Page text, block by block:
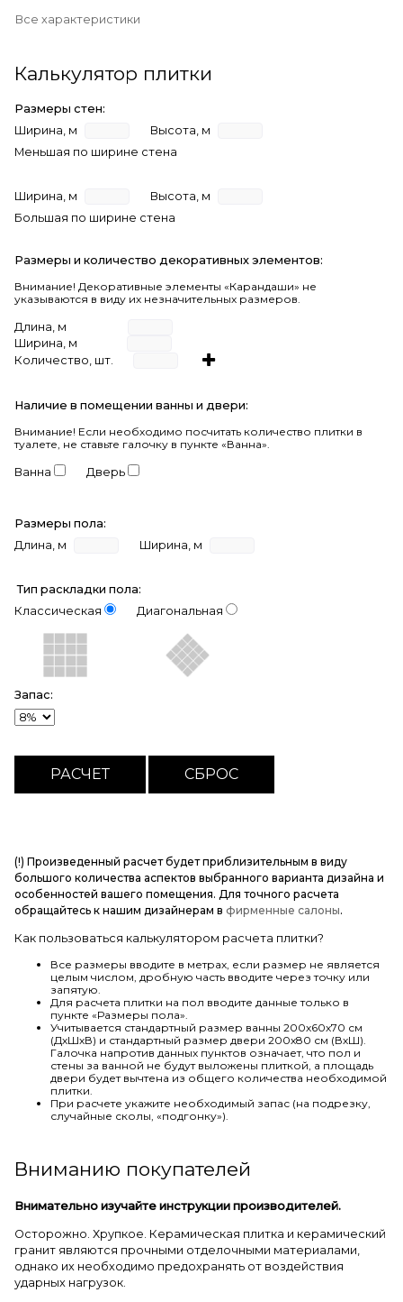
Все характеристики
Калькулятор плитки
Размеры стен:
Ширина, м
Высота, м
Меньшая по ширине стена
Ширина, м
Высота, м
Большая по ширине стена
Размеры и количество декоративных элементов:
Внимание! Декоративные элементы «Карандаши» не
указываются в виду их незначительных размеров.
Длина, м
Ширина, м
Количество, шт.
Наличие в помещении ванны и двери:
Внимание! Если необходимо посчитать количество плитки в
туалете, не ставьте галочку в пункте «Ванна».
Ванна Дверь
Размеры пола:
Длина, м
Ширина, м
Тип раскладки пола:
Классическая
Диагональная
Запас:
(!) Произведенный расчет будет приблизительным в виду
большого количества аспектов выбранного варианта дизайна и
особенностей вашего помещения. Для точного расчета
обращайтесь к нашим дизайнерам в фирменные салоны.
Как пользоваться калькулятором расчета плитки?
Все размеры вводите в метрах, если размер не является
целым числом, дробную часть вводите через точку или
запятую.
Для расчета плитки на пол вводите данные только в
пункте «Размеры пола».
Учитывается стандартный размер ванны 200х60х70 см
(ДхШхВ) и стандартный размер двери 200х80 см (ВхШ).
Галочка напротив данных пунктов означает, что пол и
стены за ванной не будут выложены плиткой, а площадь
двери будет вычтена из общего количества необходимой
плитки.
При расчете укажите необходимый запас (на подрезку,
случайные сколы, «подгонку»).
Вниманию покупателей
Внимательно изучайте инструкции производителей.
Осторожно. Хрупкое. Керамическая плитка и керамический
гранит являются прочными отделочными материалами,
однако их необходимо предохранять от воздействия
ударных нагрузок.